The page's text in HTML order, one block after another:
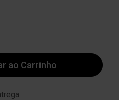
ao Carrinho